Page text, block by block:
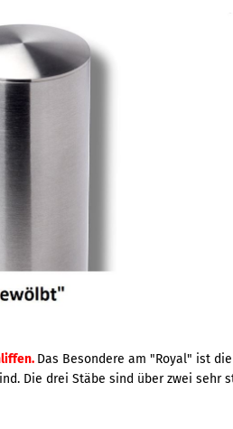
Das Besondere am "Royal" ist
Die drei Stäbe sind über zwei sehr